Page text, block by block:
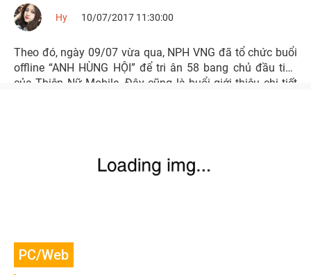
Hy 10/07/2017 11:30:00
Theo đó, ngày 09/07 vừa qua, NPH VNG đã tổ chức buổi
offline “ANH HÙNG HỘI” để tri ân 58 bang chủ đầu tiên
của Thiện Nữ Mobile. Đây cũng là buổi giới thiệu chi tiết
PC/Web